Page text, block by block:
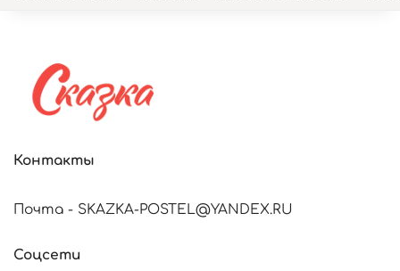
Контакты
Почта - SKAZKA-POSTEL@YANDEX.RU
Соцсети